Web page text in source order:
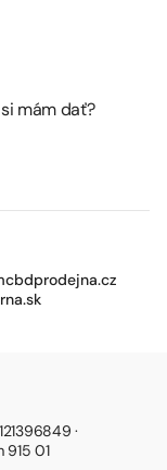
mám dať?
cbdprodejna.cz
·
915 01